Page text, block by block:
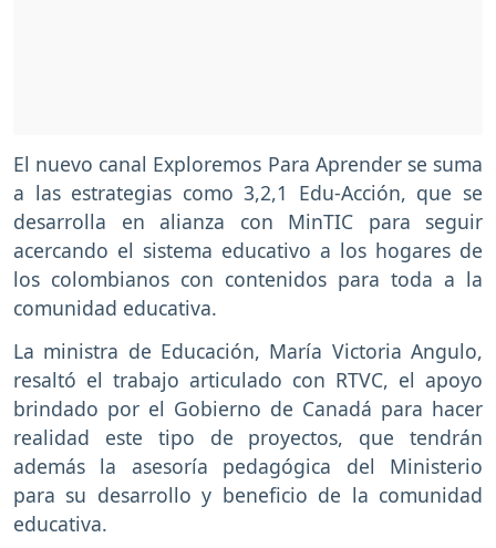
El nuevo canal Exploremos Para Aprender se suma
a las estrategias como 3,2,1 Edu-Acción, que se
desarrolla en alianza con MinTIC para seguir
acercando el sistema educativo a los hogares de
los colombianos con contenidos para toda a la
comunidad educativa.
La ministra de Educación, María Victoria Angulo,
resaltó el trabajo articulado con RTVC, el apoyo
brindado por el Gobierno de Canadá para hacer
realidad este tipo de proyectos, que tendrán
además la asesoría pedagógica del Ministerio
para su desarrollo y beneficio de la comunidad
educativa.